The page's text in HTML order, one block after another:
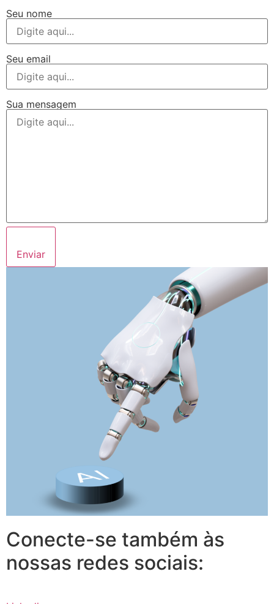
Seu nome
Seu email
Sua mensagem
Enviar
Conecte-se também às
nossas redes sociais: